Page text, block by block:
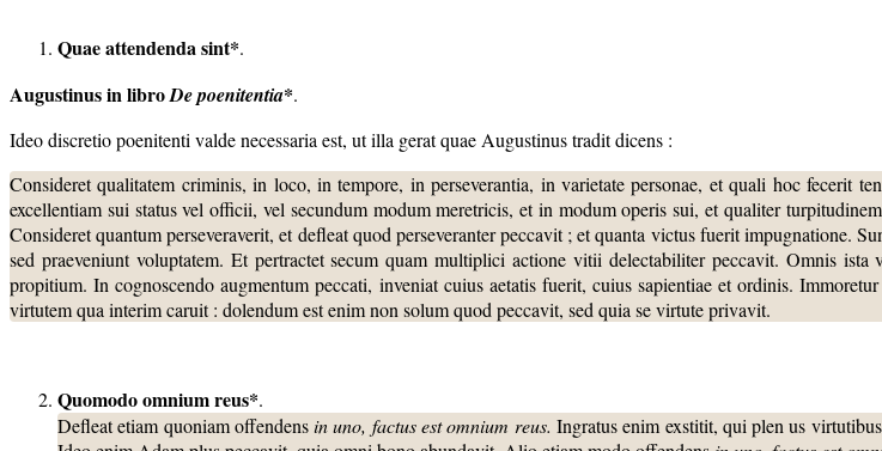
Quae attendenda sint*.
Augustinus in libroDe poenitentia*.
Ideo discretio poenitenti valde necessaria est, ut illa gerat quae Augustinus tradit dicens :
Consideret qualitatem criminis, in loco, in tempore, in perseverantia, in varietate personae, et quali hoc fecerit
excellentiam sui status vel officii, vel secundum modum meretricis, et in modum operis sui, et qualiter
Consideret quantum perseveraverit, et defleat quod perseveranter peccavit ; et quanta victus fuerit impugnatione.
sed praeveniunt voluptatem. Et pertractet secum quam multiplici actione vitii delectabiliter peccavit. Omnis
propitium. In cognoscendo augmentum peccati, inveniat cuius aetatis fuerit, cuius sapientiae et ordinis.
virtutem qua interim caruit : dolendum est enim non solum quod peccavit, sed quia se virtute privavit.
Quomodo omnium reus*.
Defleat etiam quoniam offendensin uno, factus est omnium reus. Ingratus enim exstitit, qui plen us